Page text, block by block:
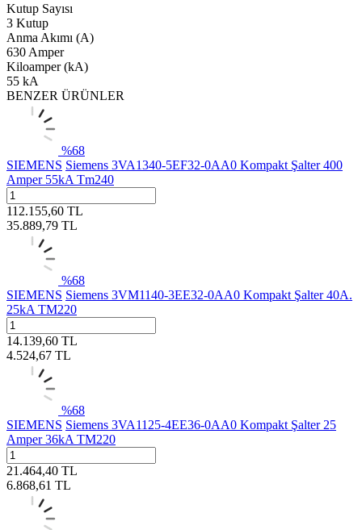
Kutup Sayısı
3 Kutup
Anma Akımı (A)
630 Amper
Kiloamper (kA)
55 kA
BENZER ÜRÜNLER
%68
SIEMENS Siemens 3VA1340-5EF32-0AA0 Kompakt Şalter 400
Amper 55kA Tm240
112.155,60 TL
35.889,79 TL
%68
SIEMENS Siemens 3VM1140-3EE32-0AA0 Kompakt Şalter 40A.
25kA TM220
14.139,60 TL
4.524,67 TL
%68
SIEMENS Siemens 3VA1125-4EE36-0AA0 Kompakt Şalter 25
Amper 36kA TM220
21.464,40 TL
6.868,61 TL